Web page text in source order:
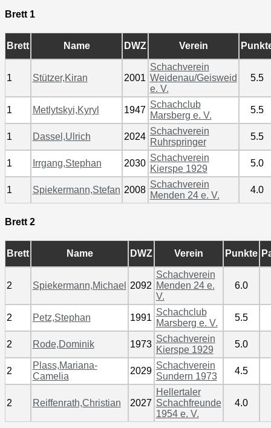
Brett 1
Brett Name DWZ Verein
1 Stützer,Kiran 2001
Schachverein
Weidenau/Geisweid
e. V.
5.5
1 Metlytskyi,Kyryl 1947
Schachclub
Marsberg e. V.
5.5
1 Dassel,Ulrich 2024
Schachverein
Ruhrspringer
5.5
1 Irrgang,Stephan 2030
Schachverein
Kierspe 1929
5.0
1 Spiekermann,Stefan 2008
Schachverein
Menden 24 e. V.
4.0
Brett 2
Brett Name DWZ Verein Punkte
2 Spiekermann,Michael 2092
Schachverein
Menden 24 e.
V.
6.0
2 Petz,Stephan 1991
Schachclub
Marsberg e. V.
5.5
2 Rode,Dominik 1973
Schachverein
Kierspe 1929
5.0
2
Plass,Mariana-
Camelia
2029
Schachverein
Sundern 1973
4.5
2 Reiffenrath,Christian 2027
Hellertaler
Schachfreunde
1954 e. V.
4.0